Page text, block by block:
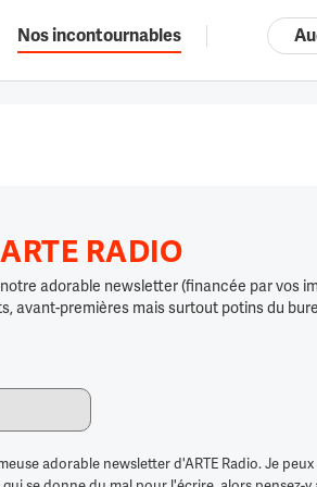
Nos incontournables
RADIO
adorable newsletter (financée par vos
avant-premières mais surtout potins du
adorable newsletter d'ARTE Radio. Je